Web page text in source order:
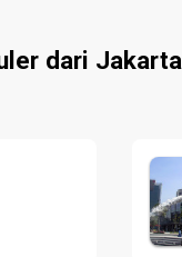
dari Jakarta